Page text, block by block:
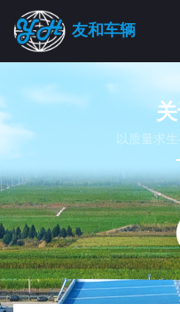
友和车辆
以质量求